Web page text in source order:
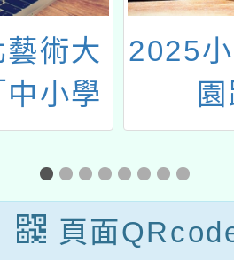
藝術大
小學
暨行政
素養提
- 【感
2025
頁面